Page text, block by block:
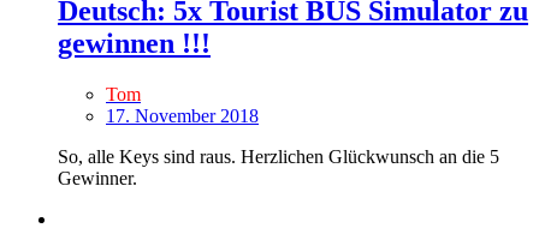
Deutsch: 5x Tourist BUS Simulator zu
gewinnen !!!
Tom
17. November 2018
So, alle Keys sind raus. Herzlichen Glückwunsch an die 5
Gewinner.